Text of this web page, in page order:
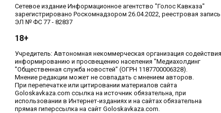
Сетевое издание Информационное агентство "Голос Кавказа"
зарегистрировано Роскомнадзором 26.04.2022, реестровая запись
ЭЛ № ФС 77 - 82837
18+
Учредитель: Автономная некоммерческая организация содействия
информированию и просвещению населения "Медиахолдинг
"Общественная служба новостей" (ОГРН 1187700006328).
Мнение редакции может не совпадать с мнением авторов.
При перепечатке или цитировании материалов сайта
Goloskavkaza.com ссылка на источник обязательна, при
использовании в Интернет-изданиях и на сайтах обязательна
прямая гиперссылка на сайт Goloskavkaza.com.